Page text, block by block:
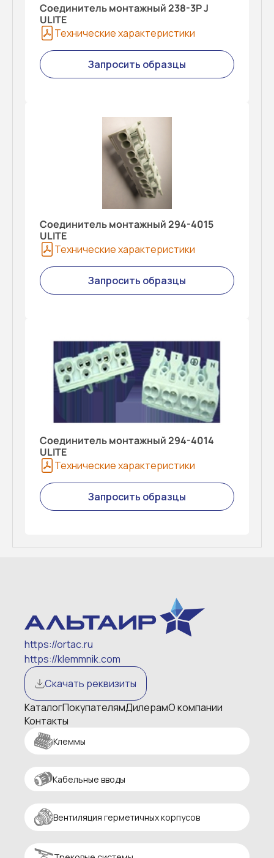
Соединитель монтажный 238-3P J
ULITE
Технические характеристики
Запросить образцы
Соединитель монтажный 294-4015
ULITE
Технические характеристики
Запросить образцы
Соединитель монтажный 294-4014
ULITE
Технические характеристики
Запросить образцы
https://ortac.ru
https://klemmnik.com
Скачать реквизиты
КаталогПокупателямДилерамО компании
Контакты
Клеммы
Кабельные вводы
Вентиляция герметичных корпусов